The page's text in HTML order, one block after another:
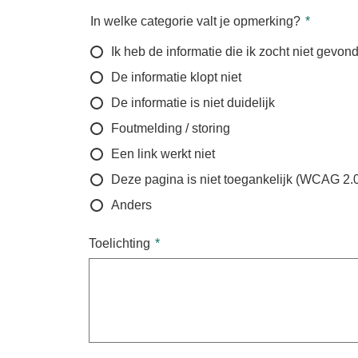
In welke categorie valt je opmerking?
Ik heb de informatie die ik zocht niet
De informatie klopt niet
De informatie is niet duidelijk
Foutmelding / storing
Een link werkt niet
Deze pagina is niet toegankelijk (WCAG
Anders
Toelichting